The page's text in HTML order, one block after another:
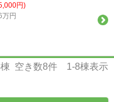
円)
万円
棟 空き数8件 1-8棟表示